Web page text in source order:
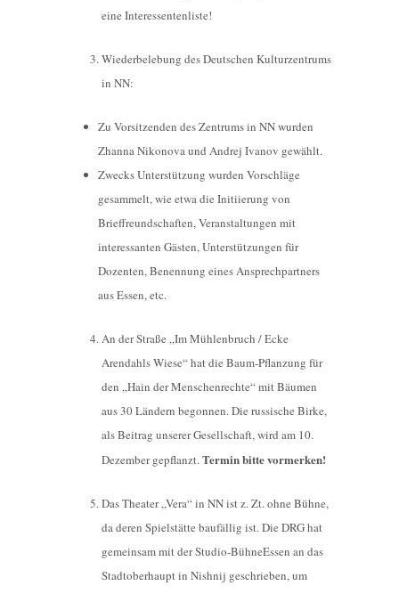
eine Interessentenliste!
Wiederbelebung des Deutschen Kulturzentrums
in NN:
Zu Vorsitzenden des Zentrums in NN wurden
Zhanna Nikonova und Andrej Ivanov gewählt.
Zwecks Unterstützung wurden Vorschläge
gesammelt, wie etwa die Initiierung von
Brieffreundschaften, Veranstaltungen mit
interessanten Gästen, Unterstützungen für
Dozenten, Benennung eines Ansprechpartners
aus Essen, etc.
An der Straße „Im Mühlenbruch / Ecke
Arendahls Wiese“ hat die Baum-Pflanzung für
den „Hain der Menschenrechte“ mit Bäumen
aus 30 Ländern begonnen. Die russische Birke,
als Beitrag unserer Gesellschaft, wird am 10.
Dezember gepflanzt.Termin bitte vormerken!
Das Theater „Vera“ in NN ist z. Zt. ohne Bühne,
da deren Spielstätte baufällig ist. Die DRG hat
gemeinsam mit der Studio-BühneEssen an das
Stadtoberhaupt in Nishnij geschrieben, um